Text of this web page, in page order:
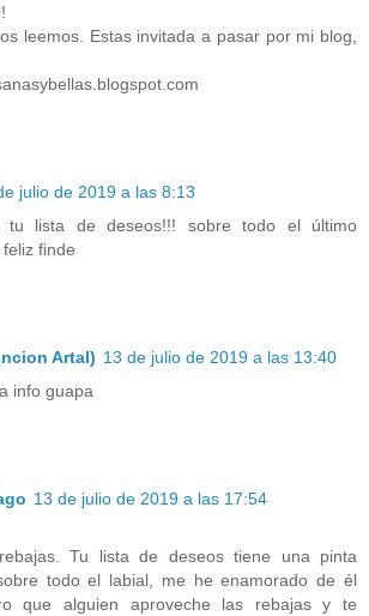
leemos. Estas invitada a pasar por mi blog,
julio de 2019 a las 8:13
tu lista de deseos!!! sobre todo el último
finde
Artal) 13 de julio de 2019 a las 13:40
info guapa
13 de julio de 2019 a las 17:54
Tu lista de deseos tiene una pinta
todo el labial, me he enamorado de él
que alguien aproveche las rebajas y te